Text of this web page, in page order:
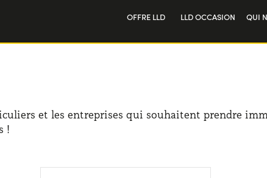
OFFRE LLD LLD OCCASION QUI
et les entreprises qui souhaitent prendre
!